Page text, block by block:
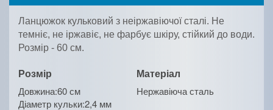
Ланцюжок кульковий з неіржавіючої сталі. Не
темніє, не іржавіє, не фарбує шкіру, стійкий до води.
Розмір - 60 см.
Розмір
Довжина:60 см
Діаметр кульки:2,4 мм
Матеріал
Нержавіюча сталь